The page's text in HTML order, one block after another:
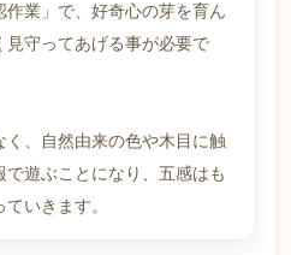
作業」で、好奇心の芽を育ん
見守ってあげる事が必要で
く、自然由来の色や木目に触
遊ぶことになり、五感はも
いきます。